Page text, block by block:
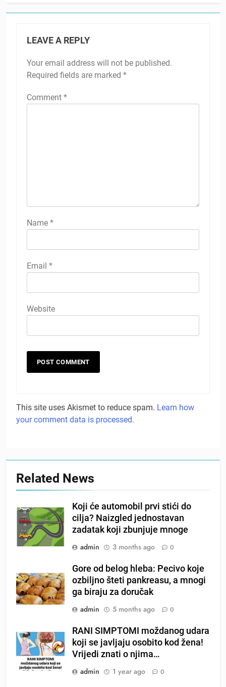
LEAVE A REPLY
Your email address will not be published.
Required fields are marked *
Comment *
Name *
Email *
Website
This site uses Akismet to reduce spam. Learn how
your comment data is processed.
Related News
Koji će automobil prvi stići do
cilja? Naizgled jednostavan
zadatak koji zbunjuje mnoge
admin
3 months ago 0
Gore od belog hleba: Pecivo koje
ozbiljno šteti pankreasu, a mnogi
ga biraju za doručak
admin
5 months ago 0
RANI SIMPTOMI moždanog udara
koji se javljaju osobito kod žena!
Vrijedi znati o njima…
admin
1 year ago 0